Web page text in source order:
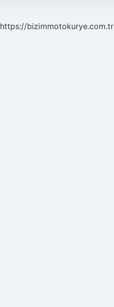
https://bizimmotokurye.com.tr